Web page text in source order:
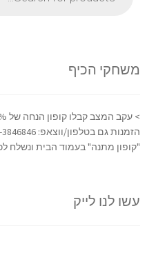
משחקי הכיף
"קופון מתנה" בעמוד הבית ונשלח
עשו לנו לייק